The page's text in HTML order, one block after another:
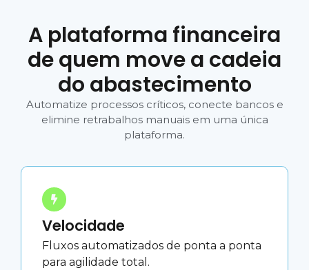
A plataforma financeira
de quem move a cadeia
do abastecimento
Automatize processos críticos, conecte bancos e
elimine retrabalhos manuais em uma única
plataforma.
Velocidade
Fluxos automatizados de ponta a ponta
para agilidade total.